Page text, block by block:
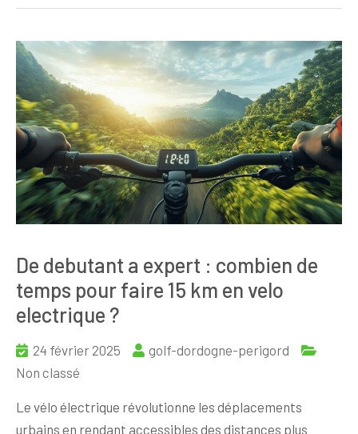
De debutant a expert : combien de
temps pour faire 15 km en velo
electrique ?
24 février 2025
golf-dordogne-perigord
Non classé
Le vélo électrique révolutionne les déplacements
urbains en rendant accessibles des distances plus